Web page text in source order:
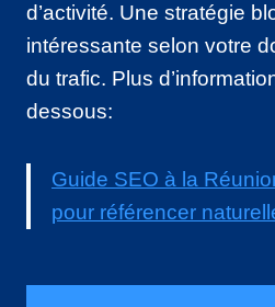
d’activité. Une stratégie
intéressante selon votre
du trafic. Plus
dessous:
Guide SEO à la
pour référencer